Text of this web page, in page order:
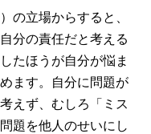
の立場からすると、
分の責任だと考える
たほうが自分が悩ま
ます。自分に問題が
えず、むしろ「ミス
題を他人のせいにし